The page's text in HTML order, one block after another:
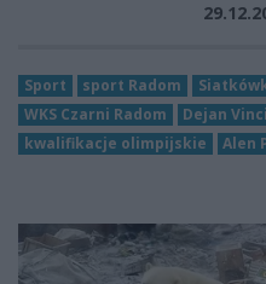
Sport sport Radom
WKS Czarni Radom
Dejan
kwalifikacje olimpijskie
Alen